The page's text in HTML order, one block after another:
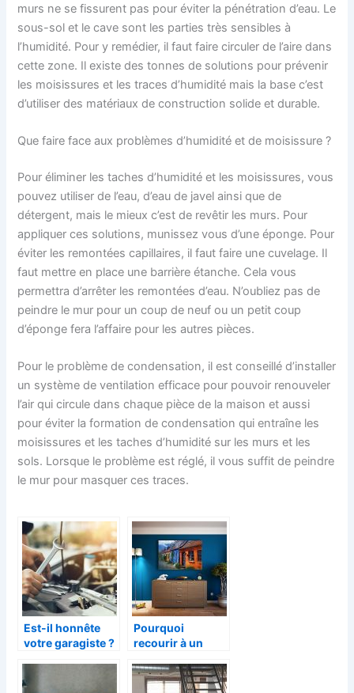
murs ne se fissurent pas pour éviter la pénétration d’eau. Le
sous-sol et le cave sont les parties très sensibles à
l’humidité. Pour y remédier, il faut faire circuler de l’aire dans
cette zone. Il existe des tonnes de solutions pour prévenir
les moisissures et les traces d’humidité mais la base c’est
d’utiliser des matériaux de construction solide et durable.
Que faire face aux problèmes d’humidité et de moisissure ?
Pour éliminer les taches d’humidité et les moisissures, vous
pouvez utiliser de l’eau, d’eau de javel ainsi que de
détergent, mais le mieux c’est de revêtir les murs. Pour
appliquer ces solutions, munissez vous d’une éponge. Pour
éviter les remontées capillaires, il faut faire une cuvelage. Il
faut mettre en place une barrière étanche. Cela vous
permettra d’arrêter les remontées d’eau. N’oubliez pas de
peindre le mur pour un coup de neuf ou un petit coup
d’éponge fera l’affaire pour les autres pièces.
Pour le problème de condensation, il est conseillé d’installer
un système de ventilation efficace pour pouvoir renouveler
l’air qui circule dans chaque pièce de la maison et aussi
pour éviter la formation de condensation qui entraîne les
moisissures et les taches d’humidité sur les murs et les
sols. Lorsque le problème est réglé, il vous suffit de peindre
le mur pour masquer ces traces.
Est-il honnête
votre garagiste ?
Pourquoi
recourir à un
d’intérieur ou
designer